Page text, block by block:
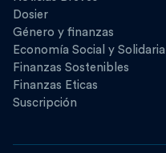
Dosier
Género y finanzas
Economía Social y Solidaria
Finanzas Sostenibles
Finanzas Eticas
Suscripción